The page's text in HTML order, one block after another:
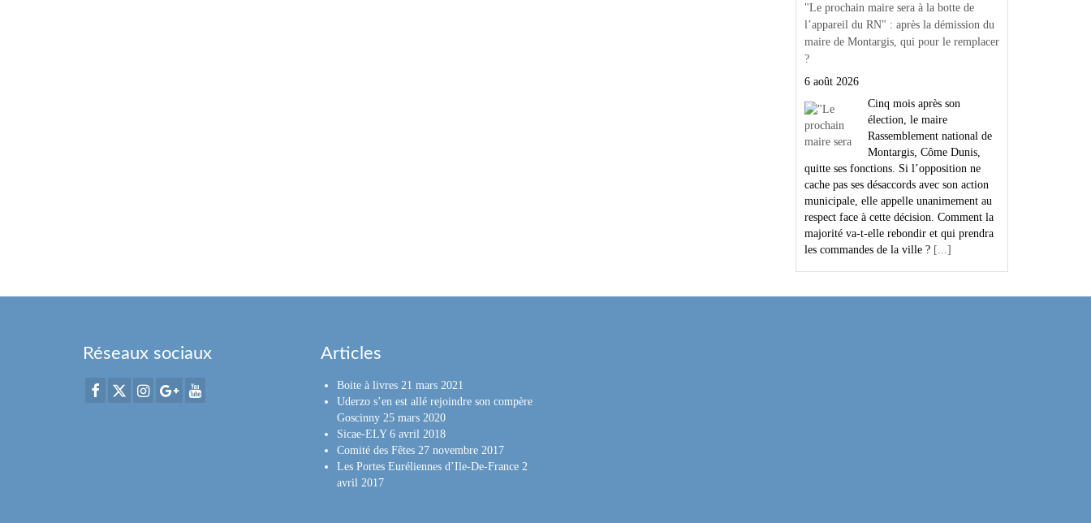
"Le prochain maire sera à la botte de
l’appareil du RN" : après la démission du
maire de Montargis, qui pour le remplacer
?
6 août 2026
Cinq mois après son
élection, le maire
Rassemblement national de
Montargis, Côme Dunis,
quitte ses fonctions. Si l’opposition ne
cache pas ses désaccords avec son action
municipale, elle appelle unanimement au
respect face à cette décision. Comment la
majorité va-t-elle rebondir et qui prendra
les commandes de la ville ? [...]
Réseaux sociaux Articles
Boite à livres 21 mars 2021
Uderzo s’en est allé rejoindre son compère
Goscinny 25 mars 2020
Sicae-ELY 6 avril 2018
Comité des Fêtes 27 novembre 2017
Les Portes Euréliennes d’Ile-De-France 2
avril 2017